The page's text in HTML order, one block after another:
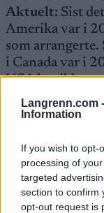
Langrenn.com -
Information
If you wish to opt-
processing of
targeted
section to confirm
opt-out request is
Aktuelt: Sist
Amerika var i
som arrangerte.
i Canada var i
USA har ikke
siden prøve-
Før det hadde
Biwabik i
1990.
TV:Sendes på